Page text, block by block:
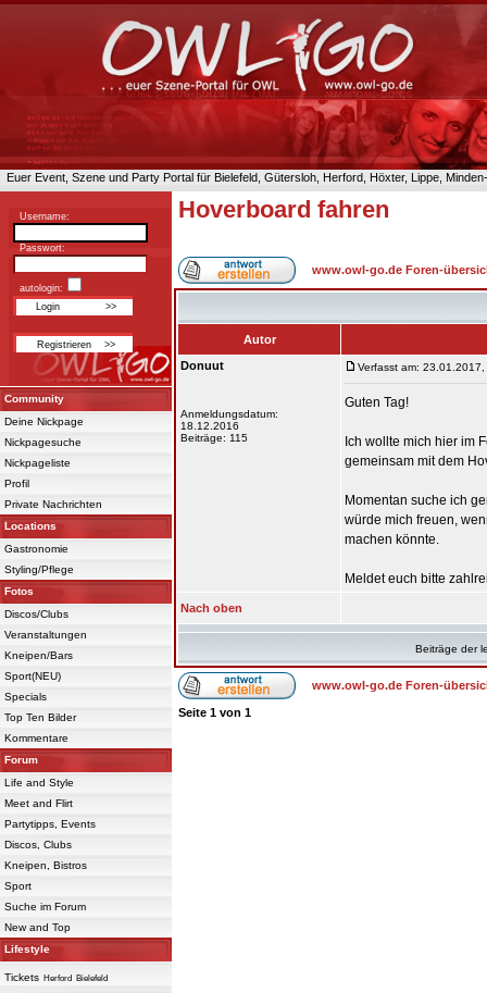
Euer Event, Szene und Party Portal für Bielefeld, Gütersloh, Herford, Höxter, Lippe,
Username:
Passwort:
autologin:
Community
Deine Nickpage
Nickpagesuche
Nickpageliste
Profil
Private Nachrichten
Locations
Gastronomie
Styling/Pflege
Fotos
Discos/Clubs
Veranstaltungen
Kneipen/Bars
Sport(NEU)
Specials
Top Ten Bilder
Kommentare
Forum
Life and Style
Meet and Flirt
Partytipps, Events
Discos, Clubs
Kneipen, Bistros
Sport
Suche im Forum
New and Top
Lifestyle
Tickets Herford Bielefeld
Hoverboard fahren
www.owl-go.de Foren-
Autor
Donuut
Anmeldungsdatum:
18.12.2016
Beiträge: 115
Verfasst am: 23.01.2017,
Guten Tag!
Ich wollte mich hier im
gemeinsam mit dem
Momentan suche ich
würde mich freuen,
machen könnte.
Meldet euch bitte
Nach oben
Beiträge der
www.owl-go.de Foren-
Seite 1 von 1